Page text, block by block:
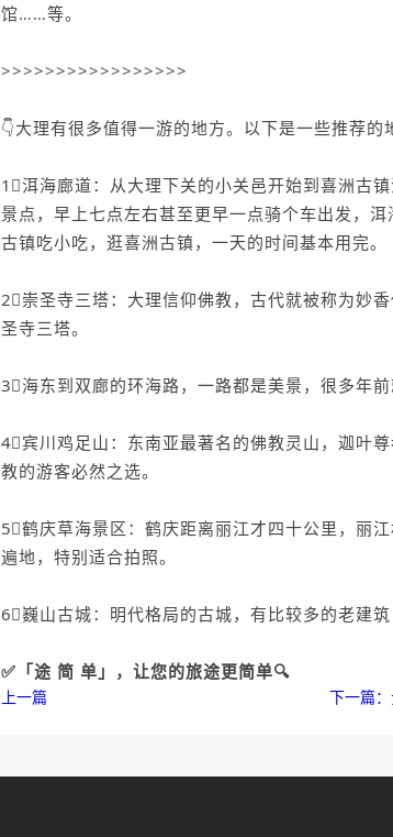
馆……等。
>>>>>>>>>>>>>>>>>
👇大理有很多值得一游的地方。以下是一些推荐的
1⃣️洱海廊道：从大理下关的小关邑开始到喜洲古
景点，早上七点左右甚至更早一点骑个车出发，
古镇吃小吃，逛喜洲古镇，一天的时间基本用完。
2⃣️崇圣寺三塔：大理信仰佛教，古代就被称为妙
圣寺三塔。
3⃣️海东到双廊的环海路，一路都是美景，很多年
4⃣️宾川鸡足山：东南亚最著名的佛教灵山，迦叶
教的游客必然之选。
5⃣️鹤庆草海景区：鹤庆距离丽江才四十公里，丽
遍地，特别适合拍照。
6⃣️巍山古城：明代格局的古城，有比较多的老建筑
✅「途 简 单」，让您的旅途更简单🔍
上一篇 下一篇